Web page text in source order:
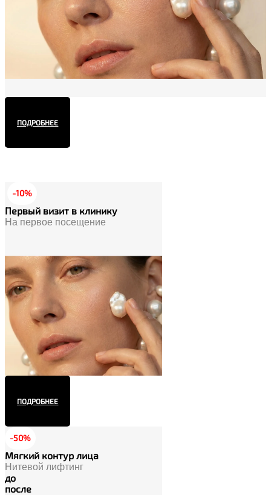
ПОДРОБНЕЕ
-10%
Первый визит в клинику
На первое посещение
ПОДРОБНЕЕ
-50%
Мягкий контур лица
Нитевой лифтинг
до
после